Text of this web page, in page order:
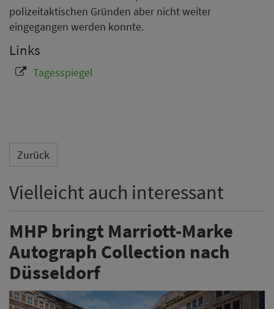
polizeitaktischen Gründen aber nicht weiter
eingegangen werden konnte.
Links
Tagesspiegel
Zurück
Vielleicht auch interessant
MHP bringt Marriott-Marke
Autograph Collection nach
Düsseldorf